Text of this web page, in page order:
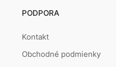
PODPORA
Kontakt
Obchodné podmienky